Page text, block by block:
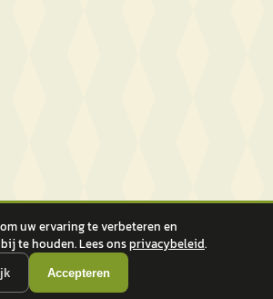
uw ervaring te verbeteren en
te houden. Lees onsprivacybeleid.
Accepteren